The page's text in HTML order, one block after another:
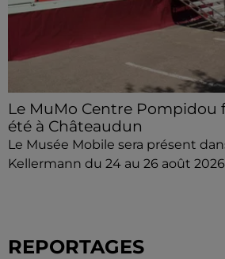
Le MuMo Centre Pompidou
été à Châteaudun
Le Musée Mobile sera présent
Kellermann du 24 au 26 août
REPORTAGES